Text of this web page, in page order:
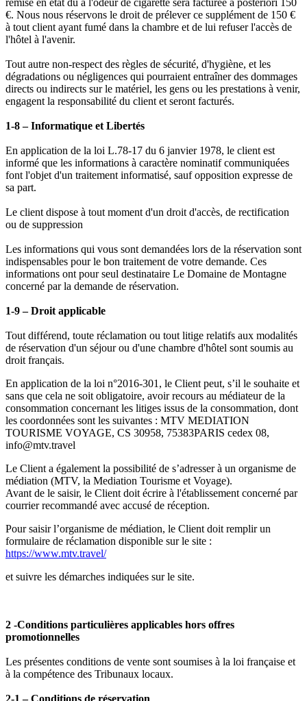
remise en état dû à l'odeur de cigarette sera facturée a posteriori 150
€. Nous nous réservons le droit de prélever ce supplément de 150 €
à tout client ayant fumé dans la chambre et de lui refuser l'accès de
l'hôtel à l'avenir.
Tout autre non-respect des règles de sécurité, d'hygiène, et les
dégradations ou négligences qui pourraient entraîner des dommages
directs ou indirects sur le matériel, les gens ou les prestations à venir,
engagent la responsabilité du client et seront facturés.
1-8 – Informatique et Libertés
En application de la loi L.78-17 du 6 janvier 1978, le client est
informé que les informations à caractère nominatif communiquées
font l'objet d'un traitement informatisé, sauf opposition expresse de
sa part.
Le client dispose à tout moment d'un droit d'accès, de rectification
ou de suppression
Les informations qui vous sont demandées lors de la réservation sont
indispensables pour le bon traitement de votre demande. Ces
informations ont pour seul destinataire Le Domaine de Montagne
concerné par la demande de réservation.
1-9 – Droit applicable
Tout différend, toute réclamation ou tout litige relatifs aux modalités
de réservation d'un séjour ou d'une chambre d'hôtel sont soumis au
droit français.
En application de la loi n°2016-301, le Client peut, s’il le souhaite et
sans que cela ne soit obligatoire, avoir recours au médiateur de la
consommation concernant les litiges issus de la consommation, dont
les coordonnées sont les suivantes : MTV MEDIATION
TOURISME VOYAGE, CS 30958, 75383PARIS cedex 08,
info@mtv.travel
Le Client a également la possibilité de s’adresser à un organisme de
médiation (MTV, la Mediation Tourisme et Voyage).
Avant de le saisir, le Client doit écrire à l'établissement concerné par
courrier recommandé avec accusé de réception.
Pour saisir l’organisme de médiation, le Client doit remplir un
formulaire de réclamation disponible sur le site :
https://www.mtv.travel/
et suivre les démarches indiquées sur le site.
2 -Conditions particulières applicables hors offres
promotionnelles
Les présentes conditions de vente sont soumises à la loi française et
à la compétence des Tribunaux locaux.